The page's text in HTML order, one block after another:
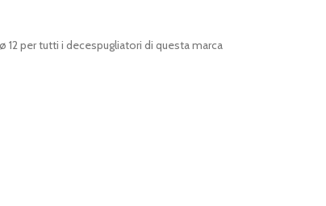
per tutti i decespugliatori di questa marca